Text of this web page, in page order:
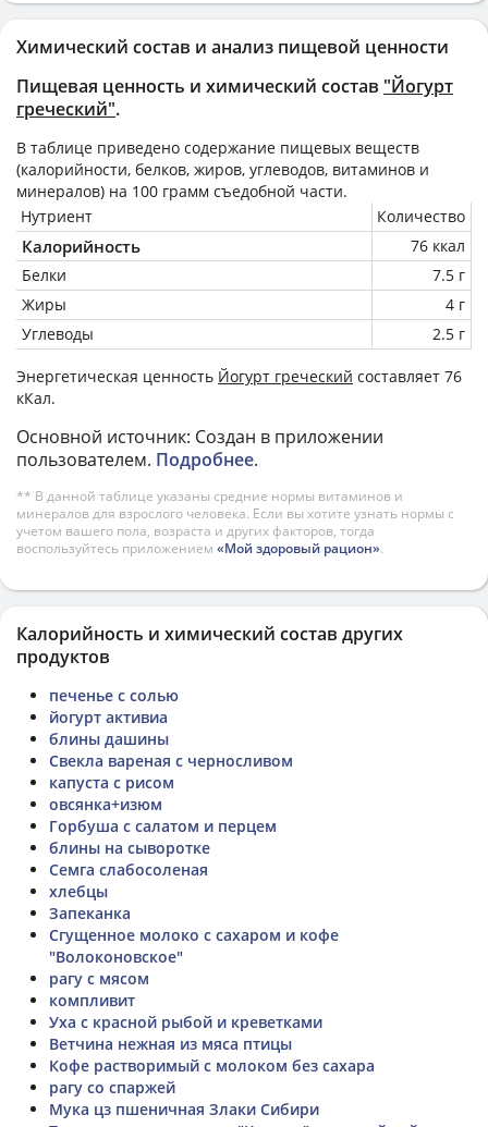
Химический состав и анализ пищевой ценности
Пищевая ценность и химический состав "Йогурт
греческий".
В таблице приведено содержание пищевых веществ
(калорийности, белков, жиров, углеводов, витаминов и
минералов) на 100 грамм съедобной части.
Нутриент
Количество
Калорийность
76 ккал
Белки
7.5 г
Жиры
4 г
Углеводы
2.5 г
Энергетическая ценность Йогурт греческий составляет 76
кКал.
Основной источник: Создан в приложении
пользователем. Подробнее.
** В данной таблице указаны средние нормы витаминов и
минералов для взрослого человека. Если вы хотите узнать нормы с
учетом вашего пола, возраста и других факторов, тогда
воспользуйтесь приложением «Мой здоровый рацион».
Калорийность и химический состав других
продуктов
печенье с солью
йогурт активиа
блины дашины
Свекла вареная с черносливом
капуста с рисом
овсянка+изюм
Горбуша с салатом и перцем
блины на сыворотке
Семга слабосоленая
хлебцы
Запеканка
Сгущенное молоко с сахаром и кофе
"Волоконовское"
рагу с мясом
компливит
Уха с красной рыбой и креветками
Ветчина нежная из мяса птицы
Кофе растворимый с молоком без сахара
рагу со спаржей
Мука цз пшеничная Злаки Сибири